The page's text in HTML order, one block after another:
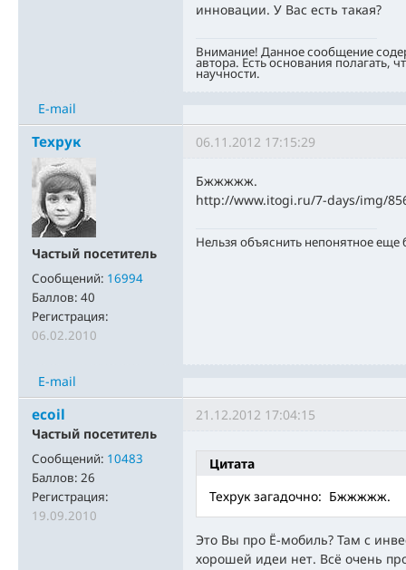
инновации. У Вас есть такая?
Внимание! Данное сообщение
автора. Есть основания полагать,
научности.
E-mail
Техрук
Частый посетитель
Сообщений: 16994
Баллов: 40
Регистрация:
06.02.2010
06.11.2012 17:15:29
Бжжжжж.
http://www.itogi.ru/7-days/img/
Нельзя объяснить непонятное
E-mail
ecoil
Частый посетитель
Сообщений: 10483
Баллов: 26
Регистрация:
19.09.2010
21.12.2012 17:04:15
Цитата
Техрук загадочно: Бжжжжж.
Это Вы про Ё-мобиль? Там с
хорошей идеи нет. Всё очень